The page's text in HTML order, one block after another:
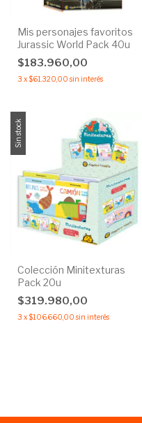
Mis personajes favoritos
Jurassic World Pack 40u
$183.960,00
3 x$61.320,00 sin interés
Sin stock
Colección Minitexturas
Pack 20u
$319.980,00
3 x$106.660,00 sin interés